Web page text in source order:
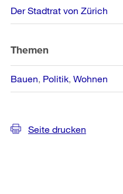
Der Stadtrat von Zürich
Themen
Bauen Politik Wohnen
Seite drucken